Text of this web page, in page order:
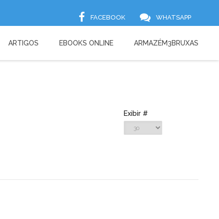
Exibir #
FACEBOOK WHATSAPP
ARTIGOS EBOOKS ONLINE ARMAZÉM3BRUXAS